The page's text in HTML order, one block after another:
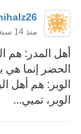
منذ 14 سنة
أهل المدر: هم
الحضر إنما هي
الوبر: هم أهل
الوبر، تميي...